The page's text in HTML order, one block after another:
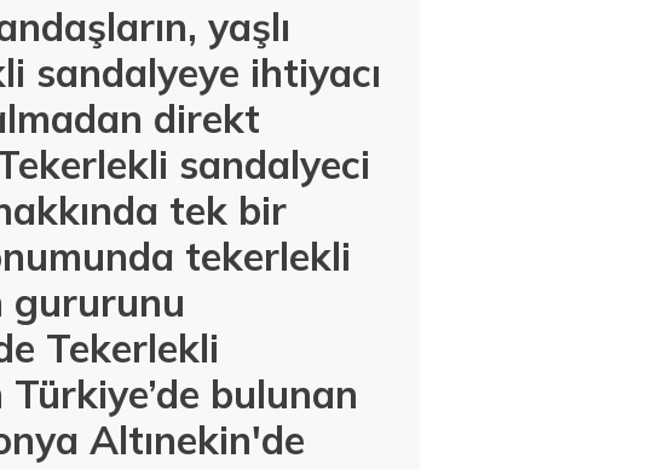
yaşlı
sandalyeye ihtiyacı
direkt
sandalyeci
tek bir
tekerlekli
gururunu
Tekerlekli
bulunan
Altınekin'de